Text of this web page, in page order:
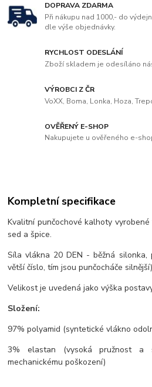
DOPRAVA ZDARMA
Při nákupu nad 1000,- do
dle výše objednávky.
RYCHLOST ODESLÁNÍ
Zboží skladem je odesíláno
VÝROBCI Z ČR
VoXX, Boma, Lonka, Hoza,
OVĚŘENÝ E-SHOP
Nakupujete u ověřeného e-
Kompletní specifikace
Kvalitní punčochové kalhoty
sed a špice.
Síla vlákna 20 DEN - běžná silonka,
větší číslo, tím jsou punčocháče
Velikost je uvedená jako výška
Složení:
97% polyamid (syntetické vlákno
3% elastan (vysoká pružnost a
mechanickému poškození)